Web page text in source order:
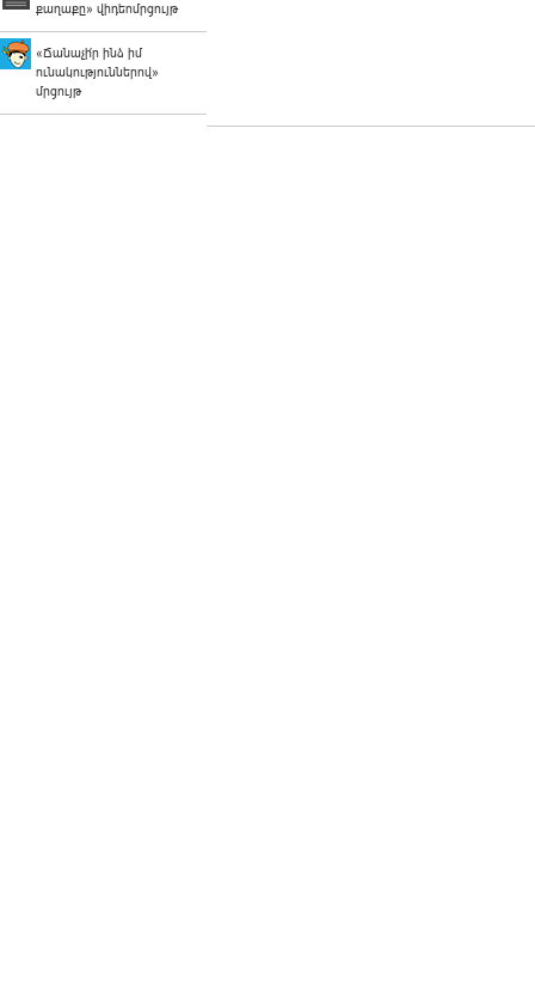
քաղաքը» վիդեոմրցույթ
«Ճանաչի՛ր ինձ իմ
ունակություններով»
մրցույթ